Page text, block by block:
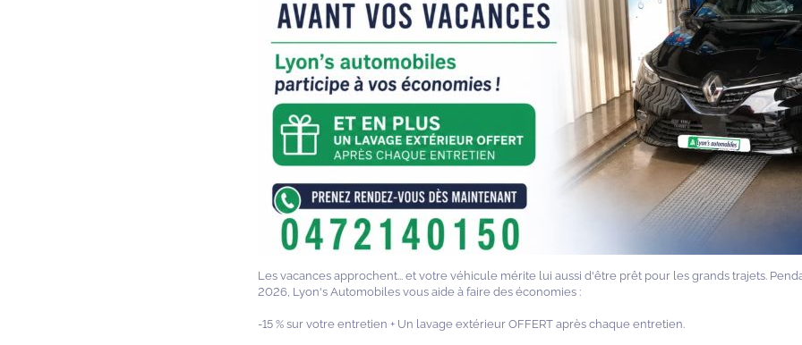
Les vacances approchent... et votre véhicule mérite lui aussi d'être prêt pour les grands trajets.
2026, Lyon's Automobiles vous aide à faire des économies :
-15 % sur votre entretien + Un lavage extérieur OFFERT après chaque entretien.